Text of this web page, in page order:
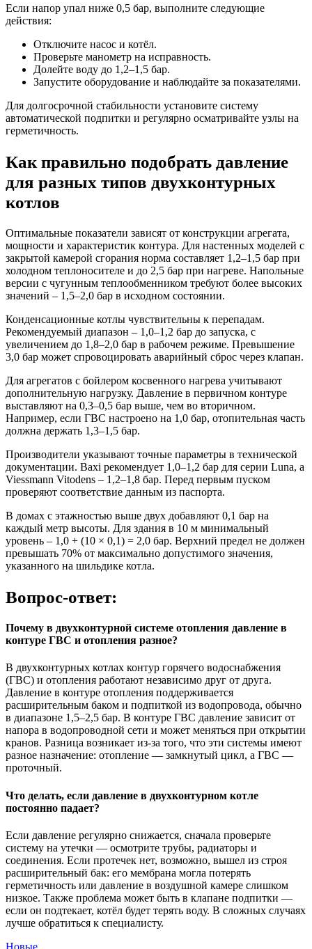
Если напор упал ниже 0,5 бар, выполните следующие
действия:
Отключите насос и котёл.
Проверьте манометр на исправность.
Долейте воду до 1,2–1,5 бар.
Запустите оборудование и наблюдайте за показателями.
Для долгосрочной стабильности установите систему
автоматической подпитки и регулярно осматривайте узлы на
герметичность.
Как правильно подобрать давление
для разных типов двухконтурных
котлов
Оптимальные показатели зависят от конструкции агрегата,
мощности и характеристик контура. Для настенных моделей с
закрытой камерой сгорания норма составляет 1,2–1,5 бар при
холодном теплоносителе и до 2,5 бар при нагреве. Напольные
версии с чугунным теплообменником требуют более высоких
значений – 1,5–2,0 бар в исходном состоянии.
Конденсационные котлы чувствительны к перепадам.
Рекомендуемый диапазон – 1,0–1,2 бар до запуска, с
увеличением до 1,8–2,0 бар в рабочем режиме. Превышение
3,0 бар может спровоцировать аварийный сброс через клапан.
Для агрегатов с бойлером косвенного нагрева учитывают
дополнительную нагрузку. Давление в первичном контуре
выставляют на 0,3–0,5 бар выше, чем во вторичном.
Например, если ГВС настроено на 1,0 бар, отопительная часть
должна держать 1,3–1,5 бар.
Производители указывают точные параметры в технической
документации. Baxi рекомендует 1,0–1,2 бар для серии Luna, а
Viessmann Vitodens – 1,2–1,8 бар. Перед первым пуском
проверяют соответствие данным из паспорта.
В домах с этажностью выше двух добавляют 0,1 бар на
каждый метр высоты. Для здания в 10 м минимальный
уровень – 1,0 + (10 × 0,1) = 2,0 бар. Верхний предел не должен
превышать 70% от максимально допустимого значения,
указанного на шильдике котла.
Вопрос-ответ:
Почему в двухконтурной системе отопления давление в
контуре ГВС и отопления разное?
В двухконтурных котлах контур горячего водоснабжения
(ГВС) и отопления работают независимо друг от друга.
Давление в контуре отопления поддерживается
расширительным баком и подпиткой из водопровода, обычно
в диапазоне 1,5–2,5 бар. В контуре ГВС давление зависит от
напора в водопроводной сети и может меняться при открытии
кранов. Разница возникает из-за того, что эти системы имеют
разное назначение: отопление — замкнутый цикл, а ГВС —
проточный.
Что делать, если давление в двухконтурном котле
постоянно падает?
Если давление регулярно снижается, сначала проверьте
систему на утечки — осмотрите трубы, радиаторы и
соединения. Если протечек нет, возможно, вышел из строя
расширительный бак: его мембрана могла потерять
герметичность или давление в воздушной камере слишком
низкое. Также проблема может быть в клапане подпитки —
если он подтекает, котёл будет терять воду. В сложных случаях
лучше обратиться к специалисту.
Новые